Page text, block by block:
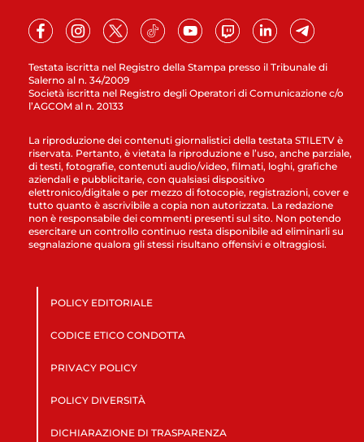
Testata iscritta nel Registro della Stampa presso il Tribunale di
Salerno al n. 34/2009
Società iscritta nel Registro degli Operatori di Comunicazione c/o
l’AGCOM al n. 20133
La riproduzione dei contenuti giornalistici della testata STILETV è
riservata. Pertanto, è vietata la riproduzione e l’uso, anche parziale,
di testi, fotografie, contenuti audio/video, filmati, loghi, grafiche
aziendali e pubblicitarie, con qualsiasi dispositivo
elettronico/digitale o per mezzo di fotocopie, registrazioni, cover e
tutto quanto è ascrivibile a copia non autorizzata. La redazione
non è responsabile dei commenti presenti sul sito. Non potendo
esercitare un controllo continuo resta disponibile ad eliminarli su
segnalazione qualora gli stessi risultano offensivi e oltraggiosi.
POLICY EDITORIALE
CODICE ETICO CONDOTTA
PRIVACY POLICY
POLICY DIVERSITÀ
DICHIARAZIONE DI TRASPARENZA